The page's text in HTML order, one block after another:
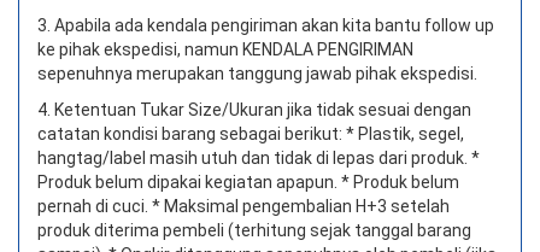
3. Apabila ada kendala pengiriman akan kita bantu follow up
ke pihak ekspedisi, namun KENDALA PENGIRIMAN
sepenuhnya merupakan tanggung jawab pihak ekspedisi.
4. Ketentuan Tukar Size/Ukuran jika tidak sesuai dengan
catatan kondisi barang sebagai berikut: * Plastik, segel,
hangtag/label masih utuh dan tidak di lepas dari produk. *
Produk belum dipakai kegiatan apapun. * Produk belum
pernah di cuci. * Maksimal pengembalian H+3 setelah
produk diterima pembeli (terhitung sejak tanggal barang